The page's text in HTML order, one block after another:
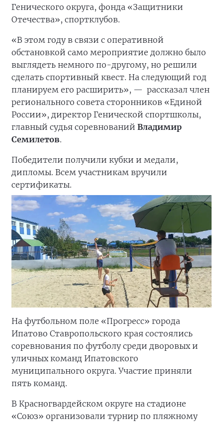
Генического округа, фонда «Защитники
Отечества», спортклубов.
«В этом году в связи с оперативной
обстановкой само мероприятие должно было
выглядеть немного по-другому, но решили
сделать спортивный квест. На следующий год
планируем его расширить», — рассказал член
регионального совета сторонников «Единой
России», директор Генической спортшколы,
главный судья соревнований Владимир
Семилетов.
Победители получили кубки и медали,
дипломы. Всем участникам вручили
сертификаты.
На футбольном поле «Прогресс» города
Ипатово Ставропольского края состоялись
соревнования по футболу среди дворовых и
уличных команд Ипатовского
муниципального округа. Участие приняли
пять команд.
В Красногвардейском округе на стадионе
«Союз» организовали турнир по пляжному